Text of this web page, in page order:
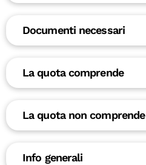
Documenti necessari
La quota comprende
La quota non comprende
Info generali